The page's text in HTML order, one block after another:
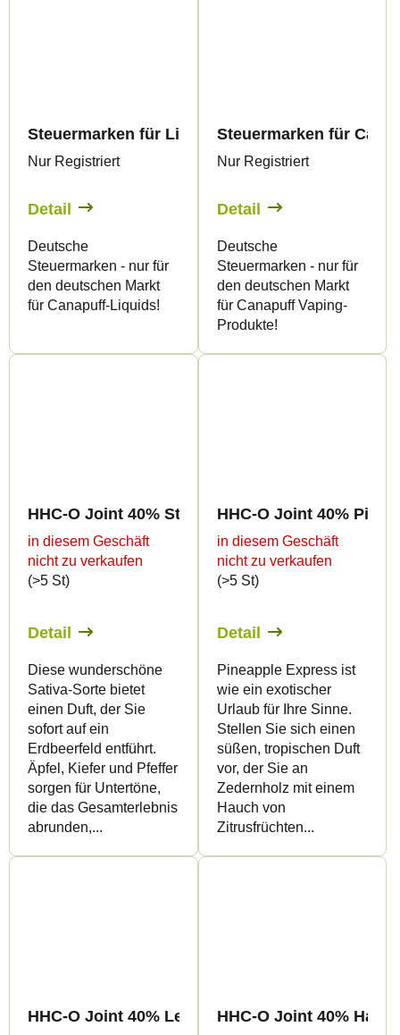
Steuermarken für Liquid Produkte 10ml - Nur
Nur Registriert
Detail
Deutsche
Steuermarken - nur für
den deutschen Markt
für Canapuff-Liquids!
Steuermarken für
Nur Registriert
Detail
Deutsche
Steuermarken - nur für
den deutschen Markt
für Canapuff Vaping-
Produkte!
HHC-O Joint 40% Strawberry Cough 2g
in diesem Geschäft
nicht zu verkaufen
(>5 St)
Detail
Diese wunderschöne
Sativa-Sorte bietet
einen Duft, der Sie
sofort auf ein
Erdbeerfeld entführt.
Äpfel, Kiefer und Pfeffer
sorgen für Untertöne,
die das Gesamterlebnis
abrunden,...
HHC-O Joint 40%
in diesem Geschäft
nicht zu verkaufen
(>5 St)
Detail
Pineapple Express ist
wie ein exotischer
Urlaub für Ihre Sinne.
Stellen Sie sich einen
süßen, tropischen Duft
vor, der Sie an
Zedernholz mit einem
Hauch von
Zitrusfrüchten...
HHC-O Joint 40% Lemon Skunk 2g
HHC-O Joint 40%